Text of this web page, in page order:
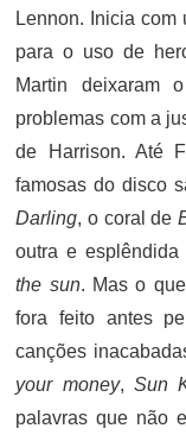
Lennon. Inicia com
para o uso de
Martin deixaram
problemas com a
de Harrison. Até
famosas do disco
Darling, o coral de
outra e esplêndida
the sun. Mas o
fora feito antes
canções
your money, Sun
palavras que não